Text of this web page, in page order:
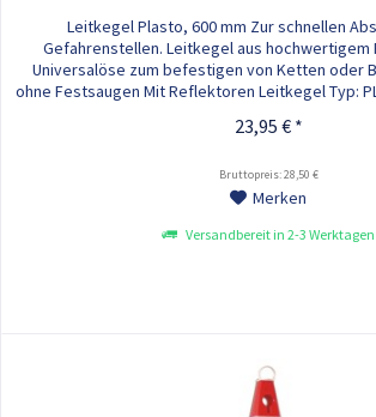
Leitkegel Plasto, 600 mm Zur schnellen
Gefahrenstellen. Leitkegel aus hochwertigem
Universalöse zum befestigen von Ketten oder
ohne Festsaugen Mit Reflektoren Leitkegel Typ:
und Blau zur Verfügung.
23,95 € *
Bruttopreis: 28,50 €
Merken
Versandbereit in 2-3 Werktagen